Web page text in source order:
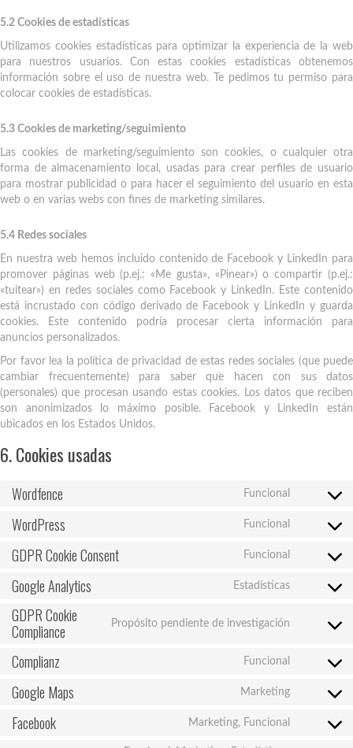
5.2 Cookies de estadísticas
Utilizamos cookies estadísticas para optimizar la experiencia de la web
para nuestros usuarios. Con estas cookies estadísticas obtenemos
información sobre el uso de nuestra web. Te pedimos tu permiso para
colocar cookies de estadísticas.
5.3 Cookies de marketing/seguimiento
Las cookies de marketing/seguimiento son cookies, o cualquier otra
forma de almacenamiento local, usadas para crear perfiles de usuario
para mostrar publicidad o para hacer el seguimiento del usuario en esta
web o en varias webs con fines de marketing similares.
5.4 Redes sociales
En nuestra web hemos incluido contenido de Facebook y LinkedIn para
promover páginas web (p.ej.: «Me gusta», «Pinear») o compartir (p.ej.:
«tuitear») en redes sociales como Facebook y LinkedIn. Este contenido
está incrustado con código derivado de Facebook y LinkedIn y guarda
cookies. Este contenido podría procesar cierta información para
anuncios personalizados.
Por favor lea la política de privacidad de estas redes sociales (que puede
cambiar frecuentemente) para saber que hacen con sus datos
(personales) que procesan usando estas cookies. Los datos que reciben
son anonimizados lo máximo posible. Facebook y LinkedIn están
ubicados en los Estados Unidos.
6. Cookies usadas
Wordfence Funcional
Consent
service
WordPress Funcional
Consent
service
GDPR Cookie Consent Funcional
Consent
service
cookie-
Google Analytics Estadísticas
Consent
service
GDPR Cookie
Compliance
Propósito pendiente de investigación
Consent
service
cookie-
Complianz Funcional
Consent
service
Google Maps Marketing
Consent
service
Facebook Marketing, Funcional
Consent